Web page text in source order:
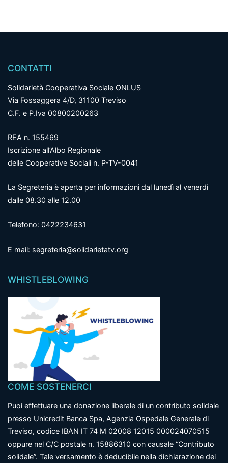
CONTATTI
Solidarietà Cooperativa Sociale ONLUS
Via Fossaggera 4/D, 31100 Treviso
C.F. e P.Iva 00800200263
REA n. 155469
Iscrizione all’Albo Regionale
delle Cooperative Sociali n. P-TV-0041
La Segreteria è aperta per informazioni dal lunedì al venerdì
dalle 08.30 alle 12.00
Telefono: 0422234631
E mail: segreteria@solidarietatv.org
WHISTLEBLOWING
COME SOSTENERCI
Puoi effettuare una donazione liberale di un contributo solidale
presso Unicredit Banca Spa, Agenzia Ospedale Generale di
Treviso, codice IBAN IT 74 M 02008 12015 000024070515
oppure nel C/C postale n. 15886310 con causale “Contributo
solidale”. Tale versamento è deducibile nella dichiarazione dei